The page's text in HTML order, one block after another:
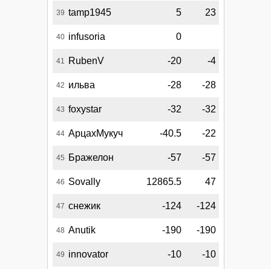
39 tamp1945 5 23
40 infusoria 0
41 RubenV -20 -4
42 ильва -28 -28
43 foxystar -32 -32
44 АрцахМукуч -40.5 -22
45 Бражелон -57 -57
46 Sovally 12865.5 47
47 снежик -124 -124
48 Anutik -190 -190
49 innovator -10 -10